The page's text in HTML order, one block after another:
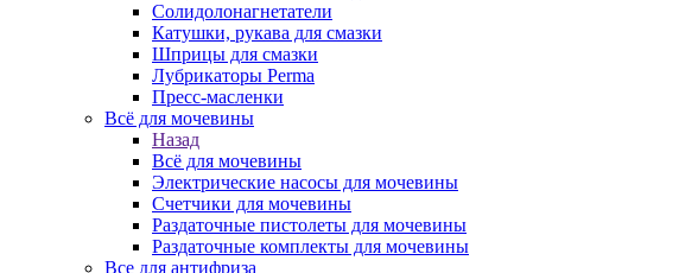
Солидолонагнетатели
Катушки, рукава для смазки
Шприцы для смазки
Лубрикаторы Perma
Пресс-масленки
Всё для мочевины
Назад
Всё для мочевины
Электрические насосы для мочевины
Счетчики для мочевины
Раздаточные пистолеты для мочевины
Раздаточные комплекты для мочевины
Все для антифриза